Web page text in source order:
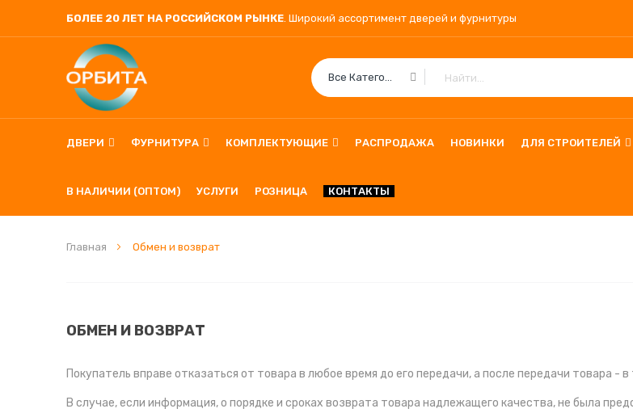
БОЛЕЕ 20 ЛЕТ НА РОССИЙСКОМ РЫНКЕ. Широкий ассортимент дверей и фурнитуры
Все Категории
ДВЕРИ ФУРНИТУРА КОМПЛЕКТУЮЩИЕ РАСПРОДАЖА НОВИНКИ ДЛЯ СТРОИТЕЛЕЙ
В НАЛИЧИИ (ОПТОМ) УСЛУГИ РОЗНИЦА КОНТАКТЫ
Главная Обмен и возврат
ОБМЕН И ВОЗВРАТ
Покупатель вправе отказаться от товара в любое время до его передачи, а после передачи товара - в
В случае, если информация, о порядке и сроках возврата товара надлежащего качества, не была